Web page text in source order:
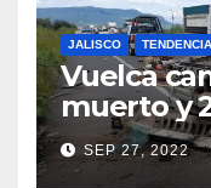
JALISCO TENDENCIA
Vuelca
muerto y
SEP 27, 2022